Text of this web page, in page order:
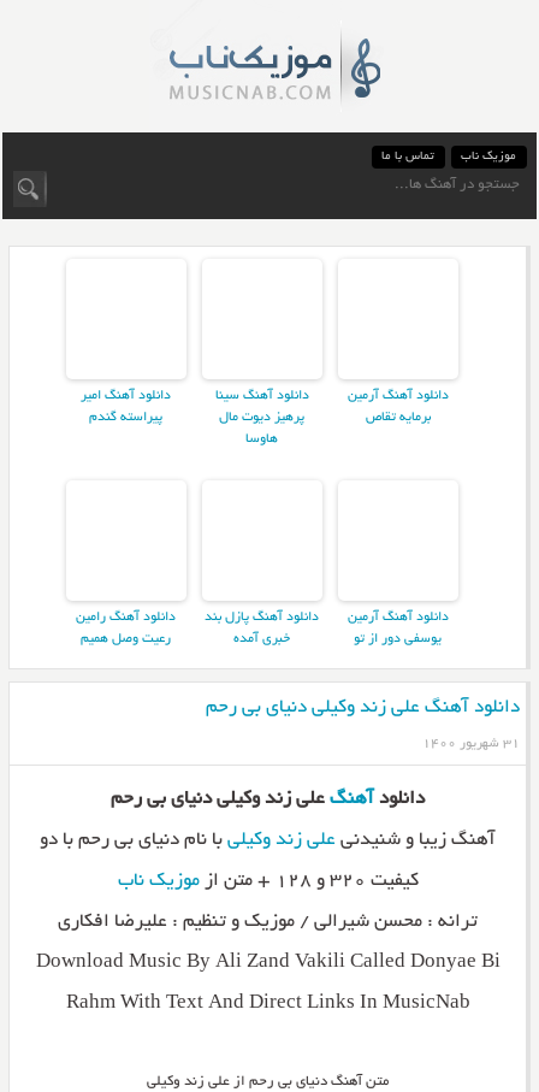
موزیک ناب تماس با ما
دانلود آهنگ آرمین
برمایه تقاص
دانلود آهنگ سینا
پرهیز دیوت مال
هاوسا
دانلود آهنگ امیر
پیراسته گندم
دانلود آهنگ آرمین
یوسفی دور از تو
دانلود آهنگ پازل بند
خبری آمده
دانلود آهنگ رامین
رعیت وصل همیم
دانلود آهنگ علی زند وکیلی دنیای بی رحم
۳۱ شهریور ۱۴۰۰
دانلود آهنگعلی زند وکیلی دنیای بی رحم
آهنگ زیبا و شنیدنی علی زند وکیلیبا نام دنیای بی رحم با دو
کیفیت ۳۲۰ و ۱۲۸ + متن از
موزیک ناب
ترانه : محسن شیرالی / موزیک و تنظیم : علیرضا افکاری
Download Music By Ali Zand Vakili Called Donyae Bi
Rahm With Text And Direct Links In MusicNab
متن آهنگ دنیای بی رحم از علی زند وکیلی